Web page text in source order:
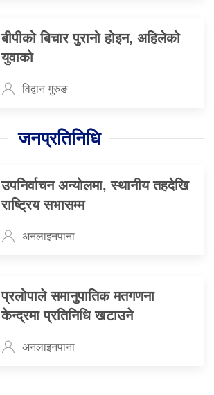
बीपीको बिचार पुरानो होइन, अहिलेको
युवाको
विद्वान गुरुङ
जनप्रतिनिधि
उपनिर्वाचन अन्योलमा, स्थानीय तहदेखि
राष्ट्रिय सभासम्म
अनलाइनपाना
प्रलोपाले समानुपातिक मतगणना
केन्द्रमा प्रतिनिधि खटाउने
अनलाइनपाना